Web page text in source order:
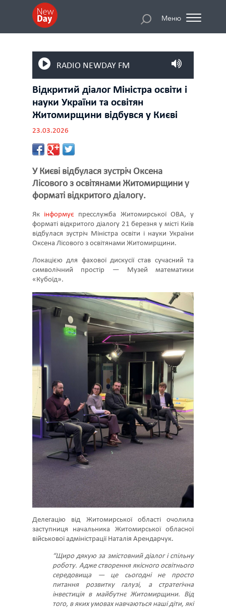
Меню
RADIO NEWDAY FM
Відкритий діалог Міністра освіти і
науки України та освітян
Житомирщини відбувся у Києві
23.03.2026
У Києві відбулася зустріч Оксена
Лісового з освітянами Житомирщини у
форматі відкритого діалогу.
Як інформує пресслужба Житомирської ОВА, у
форматі відкритого діалогу 21 березня у місті Київ
відбулася зустріч Міністра освіти і науки України
Оксена Лісового з освітянами Житомирщини.
Локацією для фахової дискусії став сучасний та
символічний простір — Музей математики
«Кубоїд».
Делегацію від Житомирської області очолила
заступниця начальника Житомирської обласної
військової адміністрації Наталія Арендарчук.
“Щиро дякую за змістовний діалог і спільну
роботу. Адже створення якісного освітнього
середовища — це сьогодні не просто
питання розвитку галузі, а стратегічна
інвестиція в майбутнє Житомирщини. Від
того, в яких умовах навчаються наші діти, які